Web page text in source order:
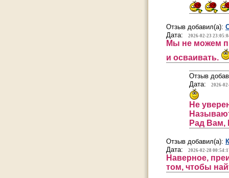
Отзыв добавил(а):
Дата:
2026-02-23
Мы не можем
и осваивать.
Отзыв
Дата:
2026-
Не
Рад Вам,
Отзыв добавил(а):
Дата:
2026-02-28
Наверное,
том, чтобы